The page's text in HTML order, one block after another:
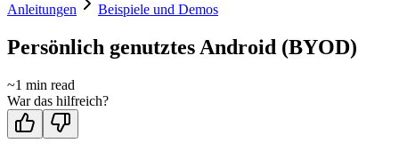
Anleitungen Beispiele und Demos
Persönlich genutztes Android (BYOD)
~1 min read
War das hilfreich?